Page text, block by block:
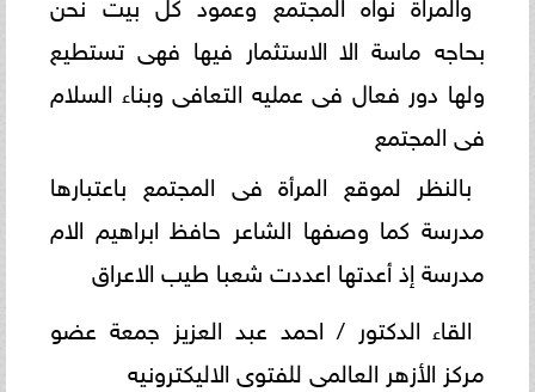
بحاجه ماسة الا الاستثمار فيها فهى تستطيع
ولها دور فعال فى عمليه التعافى وبناء السلام
فى المجتمع
بالنظر لموقع المرأة فى المجتمع باعتبارها
مدرسة كما وصفها الشاعر حافظ ابراهيم الام
مدرسة إذ أعدتها اعددت شعبا طيب الاعراق
القاء الدكتور / احمد عبد العزيز جمعة عضو
مركز الأزهر العالمى للفتوى الاليكترونيه